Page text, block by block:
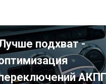
подхват -